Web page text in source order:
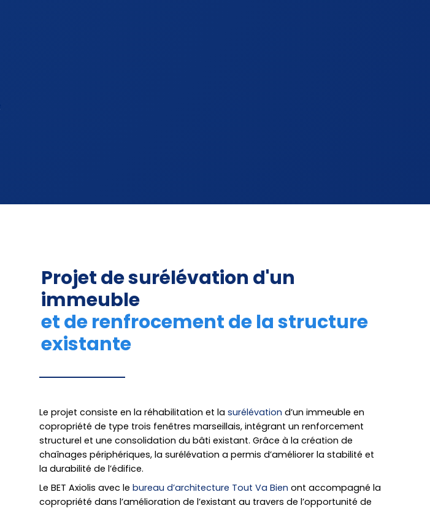
Projet de surélévation d'un
immeuble
et de renfrocement de la structure
existante
Le projet consiste en la réhabilitation et la surélévation d’un immeuble en
copropriété de type trois fenêtres marseillais, intégrant un renforcement
structurel et une consolidation du bâti existant. Grâce à la création de
chaînages périphériques, la surélévation a permis d’améliorer la stabilité et
la durabilité de l’édifice.
Le BET Axiolis avec le bureau d’architecture Tout Va Bien ont accompagné la
copropriété dans l’amélioration de l’existant au travers de l’opportunité de